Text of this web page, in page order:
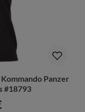
Panzer
#18793